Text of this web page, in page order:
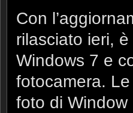
Con
rilasciato ieri,
Windows 7 e
fotocamera.
foto di Window